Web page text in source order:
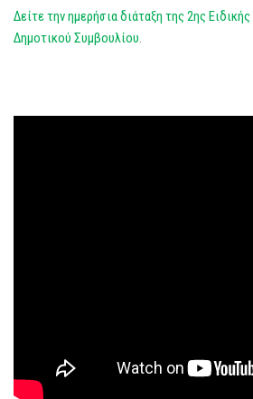
Δείτε την ημερήσια διάταξη της 2ης
Δημοτικού Συμβουλίου.